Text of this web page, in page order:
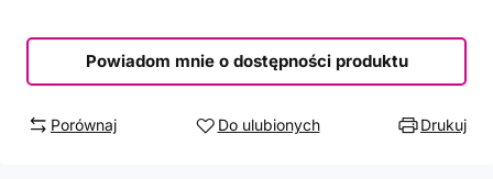
Powiadom mnie o dostępności produktu
Porównaj Do ulubionych Drukuj